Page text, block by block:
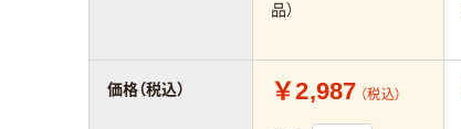
品）
￥2,987 （税込）
価格（税込）